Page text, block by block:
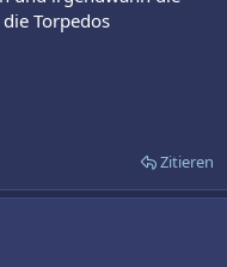
Torpedos
Zitieren